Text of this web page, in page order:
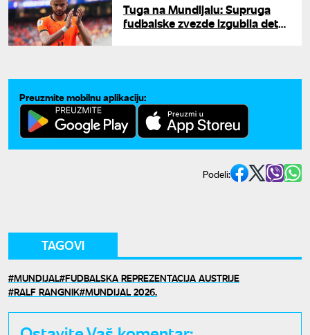
Tuga na Mundijalu: Supruga
fudbalske zvezde izgubila dete,
Preuzmite mobilnu aplikaciju:
Podeli:
TAGOVI
MUNDIJAL FUDBALSKA REPREZENTACIJA AUSTRIJE
RALF RANGNIK MUNDIJAL 2026.